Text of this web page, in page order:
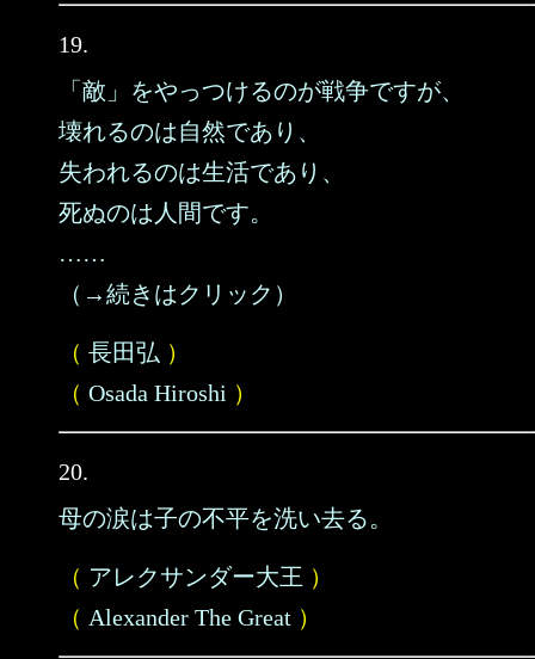
19.
「敵」をやっつけるのが戦争ですが、
壊れるのは自然であり、
失われるのは生活であり、
死ぬのは人間です。
……
（→続きはクリック）
（ 長田弘 ）
（ Osada Hiroshi ）
20.
母の涙は子の不平を洗い去る。
（ アレクサンダー大王 ）
（ Alexander The Great ）